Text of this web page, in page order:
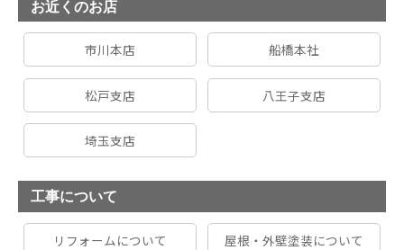
お近くのお店
市川本店 船橋本社
松戸支店 八王子支店
埼玉支店
工事について
リフォームについて 屋根・外壁塗装について